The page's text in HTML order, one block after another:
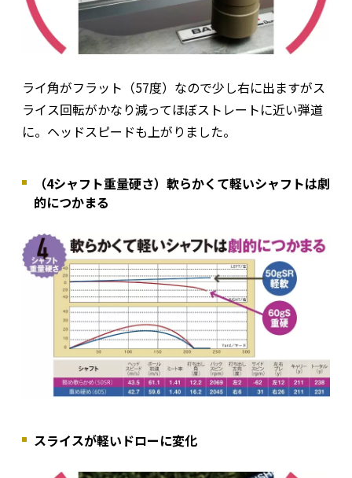
ライ角がフラット（57度）なので少し右に出ますがス
ライス回転がかなり減ってほぼストレートに近い弾道
に。ヘッドスピードも上がりました。
（4シャフト重量硬さ）軟らかくて軽いシャフトは劇
的につかまる
スライスが軽いドローに変化